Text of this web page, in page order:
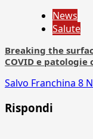
News
Salute
Breaking the
COVID e patologie
Salvo Franchina 8
Rispondi